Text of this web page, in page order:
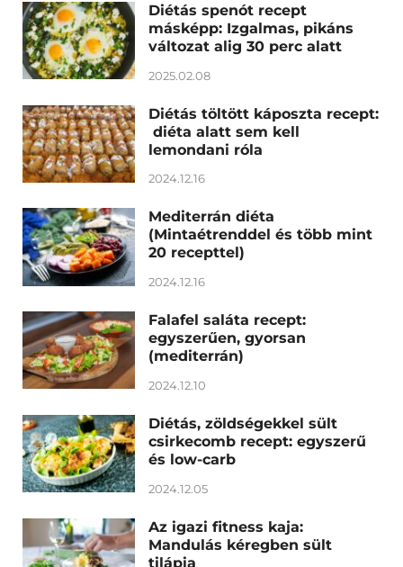
Diétás spenót recept
másképp: Izgalmas, pikáns
változat alig 30 perc alatt
2025.02.08
Diétás töltött káposzta recept:
diéta alatt sem kell
lemondani róla
2024.12.16
Mediterrán diéta
(Mintaétrenddel és több mint
20 recepttel)
2024.12.16
Falafel saláta recept:
egyszerűen, gyorsan
(mediterrán)
2024.12.10
Diétás, zöldségekkel sült
csirkecomb recept: egyszerű
és low-carb
2024.12.05
Az igazi fitness kaja:
Mandulás kéregben sült
tilápia